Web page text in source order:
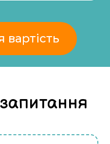
вартість